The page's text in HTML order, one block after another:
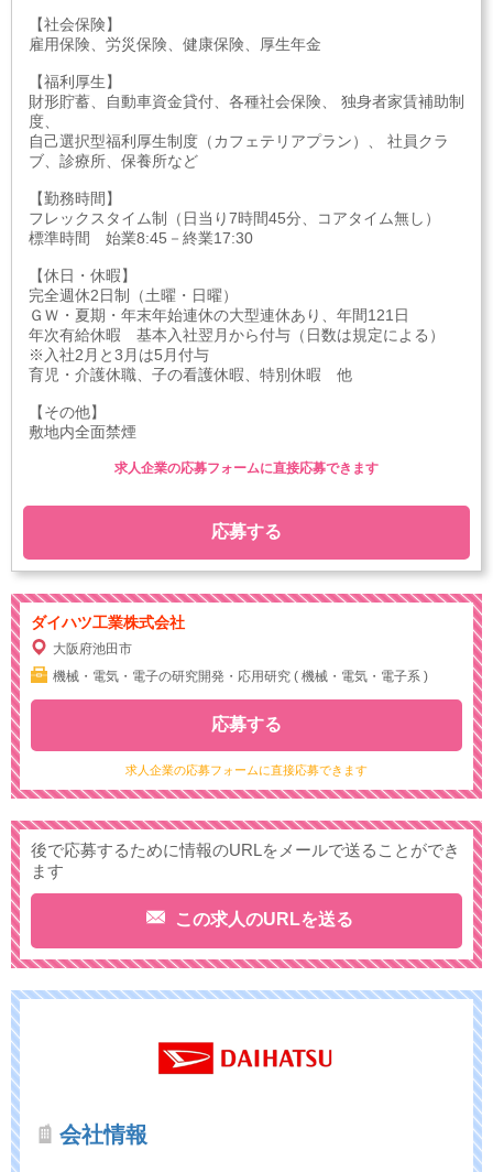
【社会保険】
雇用保険、労災保険、健康保険、厚生年金
【福利厚生】
財形貯蓄、自動車資金貸付、各種社会保険、 独身者家賃補助制
度、
自己選択型福利厚生制度（カフェテリアプラン）、 社員クラ
ブ、診療所、保養所など
【勤務時間】
フレックスタイム制（日当り7時間45分、コアタイム無し）
標準時間 始業8:45－終業17:30
【休日・休暇】
完全週休2日制（土曜・日曜）
ＧＷ・夏期・年末年始連休の大型連休あり、年間121日
年次有給休暇 基本入社翌月から付与（日数は規定による）
※入社2月と3月は5月付与
育児・介護休職、子の看護休暇、特別休暇 他
【その他】
敷地内全面禁煙
応募する
求人企業の応募フォームに直接応募できます
ダイハツ工業株式会社
大阪府池田市
機械・電気・電子の研究開発・応用研究 ( 機械・電気・電子系 )
求人企業の応募フォームに直接応募できます
応募する
後で応募するために情報のURLをメールで送ることができ
ます
この求人のURLを送る
会社情報